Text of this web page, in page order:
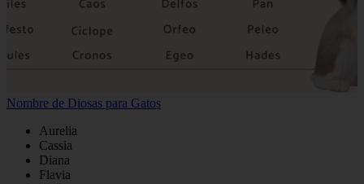
Nombre de Diosas para Gatos
Aurelia
Cassia
Diana
Flavia